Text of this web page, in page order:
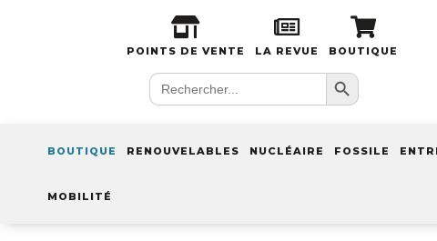
POINTS DE VENTE LA REVUE BOUTIQUE
Search
for:
Search Button
BOUTIQUE RENOUVELABLES NUCLÉAIRE FOSSILE
MOBILITÉ